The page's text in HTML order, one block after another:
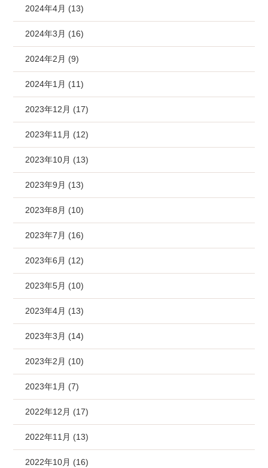
2024年4月 (13)
2024年3月 (16)
2024年2月 (9)
2024年1月 (11)
2023年12月 (17)
2023年11月 (12)
2023年10月 (13)
2023年9月 (13)
2023年8月 (10)
2023年7月 (16)
2023年6月 (12)
2023年5月 (10)
2023年4月 (13)
2023年3月 (14)
2023年2月 (10)
2023年1月 (7)
2022年12月 (17)
2022年11月 (13)
2022年10月 (16)